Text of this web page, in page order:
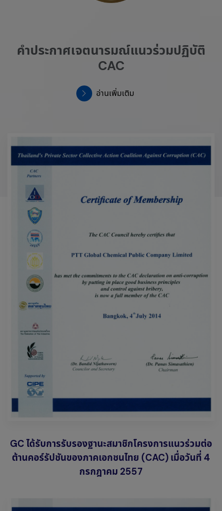
คำประกาศเจตนารมณ์แนวร่วมปฏิบัติ
CAC
อ่านเพิ่มเติม
GC ได้รับการรับรองฐานะสมาชิกโครงการแนวร่วมต่อ
ต้านคอร์รัปชันของภาคเอกชนไทย (CAC) เมื่อวันที่ 4
กรกฎาคม 2557